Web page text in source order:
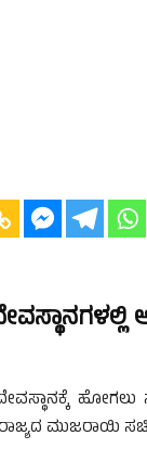
ಹೋಗಲು
ಮುಜರಾಯಿ